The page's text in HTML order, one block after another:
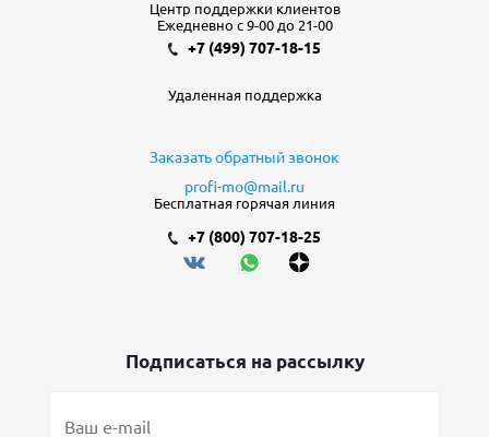
Центр поддержки клиентов
Ежедневно с 9-00 до 21-00
+7 (499) 707-18-15
Удаленная поддержка
Заказать обратный звонок
profi-mo@mail.ru
Бесплатная горячая линия
+7 (800) 707-18-25
Подписаться на рассылку